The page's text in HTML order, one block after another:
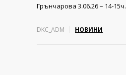
Грънчарова 3.06.26 – 14-15ч.
DKC_ADM НОВИНИ